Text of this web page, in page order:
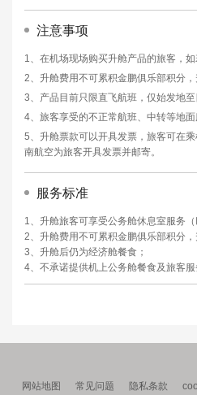
注意事项
1、在机场现场购买升舱产品的旅客，
2、升舱费用不可累积金鹏俱乐部积分
3、产品目前只限直飞航班，仅始发地
4、旅客享受的不正常航班、中转等地
5、升舱票款可以开具发票，旅客可在
南航空为旅客开具发票并邮寄。
服务标准
1、升舱旅客可享受公务舱休息室服务
2、升舱费用不可累积金鹏俱乐部积分
3、升舱后仍为经济舱餐食；
4、不承诺提供机上公务舱餐食及旅客
网站地图 常见问题 隐私条款